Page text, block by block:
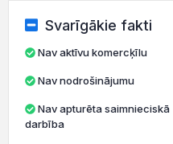
Svarīgākie fakti
Nav aktīvu komercķīlu
Nav nodrošinājumu
darbība